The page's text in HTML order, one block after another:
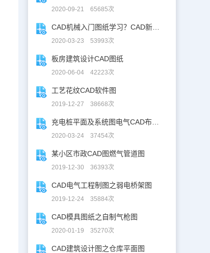
2020-09-21 65685次
2020-03-23 53993次
板房建筑设计CAD图纸
2020-06-04 42223次
工艺花纹CAD软件图
2019-12-27 38668次
2020-03-24 37454次
某小区市政CAD图燃气管道图
2019-12-30 36393次
CAD电气工程制图之弱电桥架图
2019-12-24 35884次
CAD模具图纸之自制气枪图
2020-01-19 35270次
CAD建筑设计图之仓库平面图